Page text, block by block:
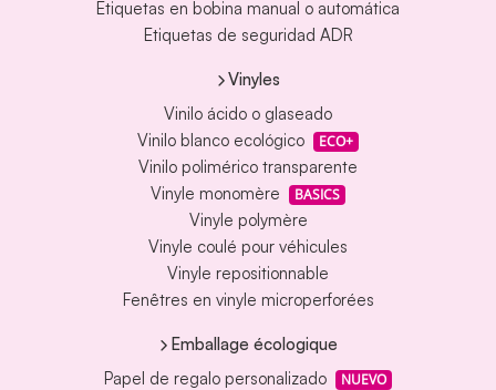
Etiquetas en bobina manual o automática
Etiquetas de seguridad ADR
Vinyles
Vinilo ácido o glaseado
Vinilo blanco ecológico
ECO+
Vinilo polimérico transparente
Vinyle monomère
BASICS
Vinyle polymère
Vinyle coulé pour véhicules
Vinyle repositionnable
Fenêtres en vinyle microperforées
Emballage écologique
Papel de regalo personalizado
NUEVO